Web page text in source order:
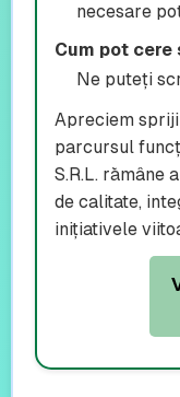
necesare
Cum pot cere
Ne puteți
Apreciem
parcursul
S.R.L. rămâne
de calitate,
inițiativele